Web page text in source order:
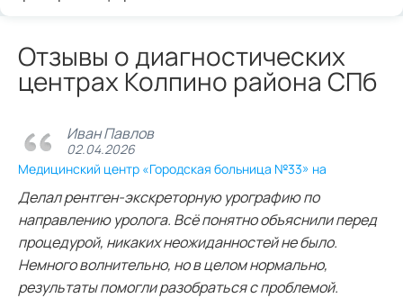
Отзывы о диагностических
центрах Колпино района СПб
Иван Павлов
02.04.2026
Медицинский центр «Городская больница №33» на
Делал рентген‑экскреторную урографию по
направлению уролога. Всё понятно объяснили перед
процедурой, никаких неожиданностей не было.
Немного волнительно, но в целом нормально,
результаты помогли разобраться с проблемой.